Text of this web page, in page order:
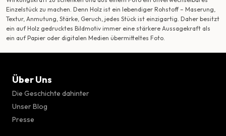
Einzelstück zu machen. Denn Holz ist ein lebendiger Rohstoff – Maserung,
Textur, Anmutung, Stärke, Geruch, jedes Stück ist einzigartig. Daher besitzt
ein auf Holz gedrucktes Bildmotiv immer eine stärkere Aussagekraft als
ein auf Papier oder digitalen Medien übermitteltes Foto.
Über Uns
Die Geschichte dahinter
Unser Blog
Presse